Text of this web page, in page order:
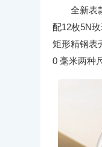
全新表
配12枚5N
矩形精钢表
0 毫米两种